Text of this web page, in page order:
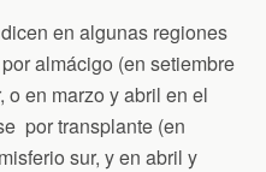
en algunas regiones
almácigo (en setiembre
o en marzo y abril en el
por transplante (en
sur, y en abril y